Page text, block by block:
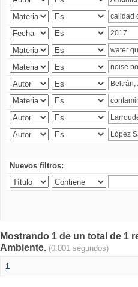
Nuevos filtros:
Mostrando 1 de un total de 1
Ambiente. (0.001 segundos)
1